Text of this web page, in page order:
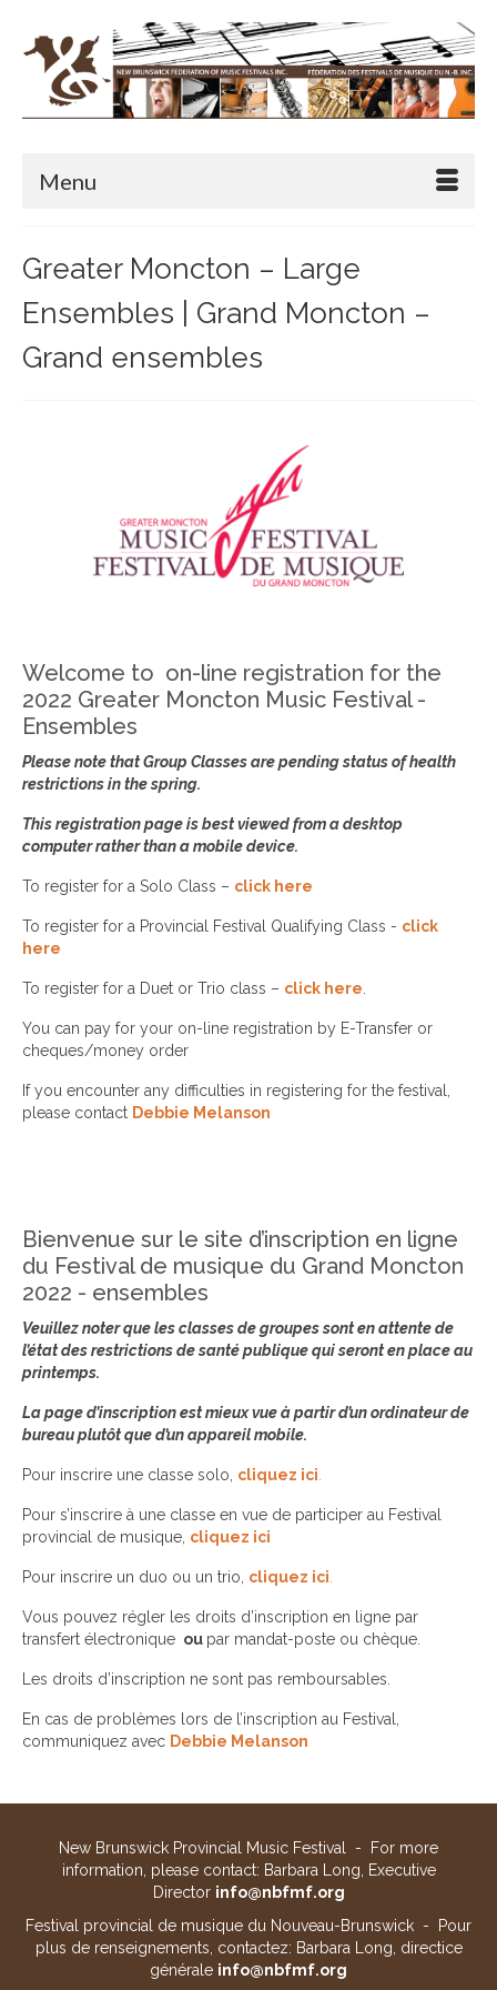
Menu
Greater Moncton – Large
Ensembles | Grand Moncton –
Grand ensembles
Welcome to on-line registration for the
2022 Greater Moncton Music Festival -
Ensembles
Please note that Group Classes are pending status of health
restrictions in the spring.
This registration page is best viewed from a desktop
computer rather than a mobile device.
To register for a Solo Class – click here
To register for a Provincial Festival Qualifying Class - click
here
To register for a Duet or Trio class – click here
You can pay for your on-line registration by E-Transfer or
cheques/money order
If you encounter any difficulties in registering for the festival,
please contact Debbie Melanson
Bienvenue sur le site d’inscription en ligne
du Festival de musique du Grand Moncton
2022 - ensembles
Veuillez noter que les classes de groupes sont en attente de
l’état des restrictions de santé publique qui seront en place au
printemps.
La page d’inscription est mieux vue à partir d’un ordinateur de
bureau plutôt que d’un appareil mobile.
Pour inscrire une classe solo, cliquez ici
Pour s’inscrire à une classe en vue de participer au Festival
provincial de musique, cliquez ici
Pour inscrire un duo ou un trio, cliquez ici
Vous pouvez régler les droits d’inscription en ligne par
transfert électronique ou par mandat-poste ou chèque.
Les droits d’inscription ne sont pas remboursables.
En cas de problèmes lors de l’inscription au Festival,
communiquez avec Debbie Melanson
New Brunswick Provincial Music Festival - For more
information, please contact: Barbara Long, Executive
Director info@nbfmf.org
Festival provincial de musique du Nouveau-Brunswick - Pour
plus de renseignements, contactez: Barbara Long, directice
générale info@nbfmf.org